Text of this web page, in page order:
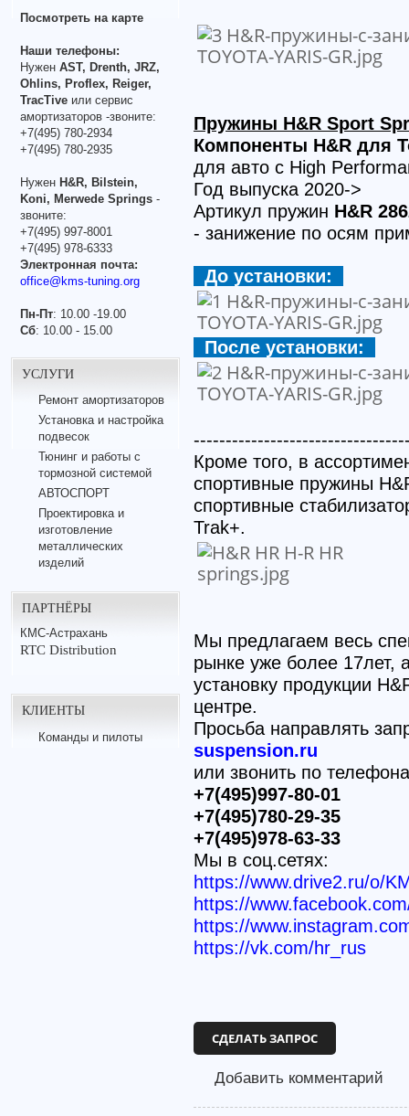
Посмотреть на карте
Наши телефоны:
Нужен AST, Drenth, JRZ,
Ohlins, Proflex, Reiger,
TracTive или сервис
амортизаторов -звоните:
+7(495) 780-2934
+7(495) 780-2935
Нужен H&R, Bilstein,
Koni, Merwede Springs -
звоните:
+7(495) 997-8001
+7(495) 978-6333
Электронная почта:
office@kms-tuning.org
Пн-Пт: 10.00 -19.00
Сб: 10.00 - 15.00
УСЛУГИ
Ремонт амортизаторов
Установка и настройка
подвесок
Тюнинг и работы с
тормозной системой
АВТОСПОРТ
Проектировка и
изготовление
металлических
изделий
ПАРТНЁРЫ
КМС-Астрахань
RTC Distribution
КЛИЕНТЫ
Команды и пилоты
Пружины H&R Sport
Компоненты H&R для
для авто с High
Год выпуска 2020->
Артикул пружин H&R
- занижение по осям
До установки:
После установки:
Кроме того, в
спортивные пружины
спортивные
Trak+.
Мы предлагаем весь
рынке уже более 17лет,
установку продукции
центре.
Просьба направлять
suspension.ru
или звонить по
+7(495)997-80-01
+7(495)780-29-35
+7(495)978-63-33
Мы в соц.сетях:
https://www.drive2.ru/o/
https://
https://
https://vk.com/hr_rus
СДЕЛАТЬ ЗАПРОС
Добавить комментарий